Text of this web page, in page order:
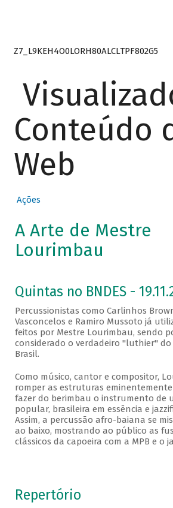
Z7_L9KEH4O0LORH80ALCLTPF802G5
Conteúdo
Web
Ações
A Arte de Mestre
Lourimbau
Quintas no BNDES -
Percussionistas como Carlinhos
Vasconcelos e Ramiro Mussoto já
feitos por Mestre Lourimbau, sendo
considerado o verdadeiro "luthier"
Brasil.
Como músico, cantor e compositor,
romper as estruturas
fazer do berimbau o instrumento de
popular, brasileira em essência e
Assim, a percussão afro-baiana se
ao baixo, mostrando ao público as
clássicos da capoeira com a MPB e o
Repertório